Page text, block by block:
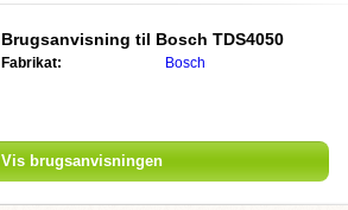
Brugsanvisning til Bosch TDS4050
Fabrikat: Bosch
Vis brugsanvisningen